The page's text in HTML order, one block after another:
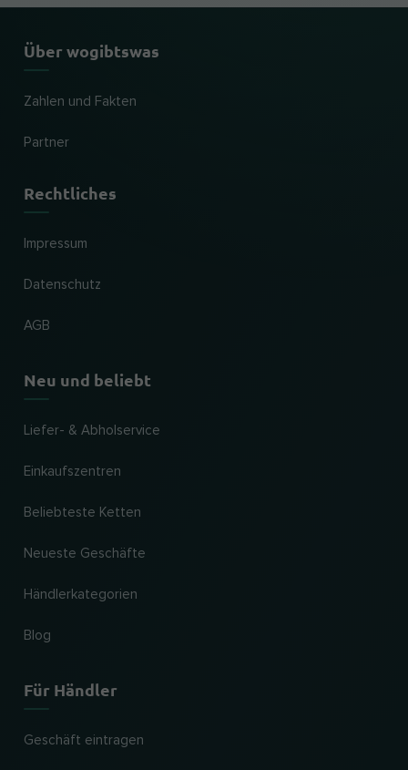
Über wogibtswas
Zahlen und Fakten
Partner
Rechtliches
Impressum
Datenschutz
AGB
Neu und beliebt
Liefer- & Abholservice
Einkaufszentren
Beliebteste Ketten
Neueste Geschäfte
Händlerkategorien
Blog
Für Händler
Geschäft eintragen